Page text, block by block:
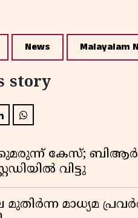
News Malayalam
story
കേസ്;
വിട്ടു
മുതിർന്ന മാധ്യമ